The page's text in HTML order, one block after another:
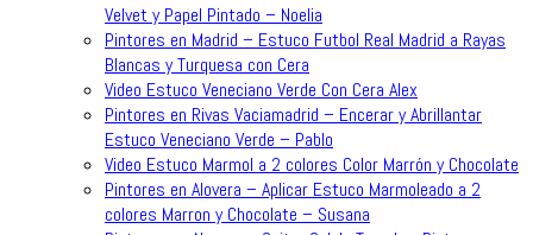
Velvet y Papel Pintado – Noelia
Pintores en Madrid – Estuco Futbol Real Madrid a Rayas
Blancas y Turquesa con Cera
Video Estuco Veneciano Verde Con Cera Alex
Pintores en Rivas Vaciamadrid – Encerar y Abrillantar
Estuco Veneciano Verde – Pablo
Video Estuco Marmol a 2 colores Color Marrón y Chocolate
Pintores en Alovera – Aplicar Estuco Marmoleado a 2
colores Marron y Chocolate – Susana